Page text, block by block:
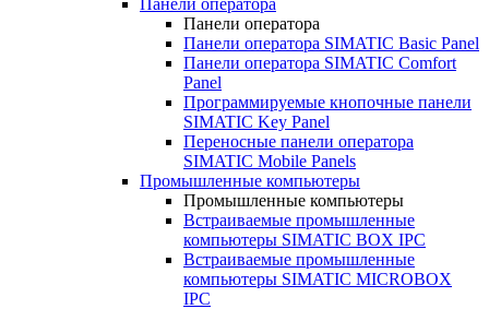
Панели оператора
Панели оператора
Панели оператора SIMATIC Basic Panel
Панели оператора SIMATIC Comfort
Panel
Программируемые кнопочные панели
SIMATIC Key Panel
Переносные панели оператора
SIMATIC Mobile Panels
Промышленные компьютеры
Промышленные компьютеры
Встраиваемые промышленные
компьютеры SIMATIC BOX IPC
Встраиваемые промышленные
компьютеры SIMATIC MICROBOX
IPC